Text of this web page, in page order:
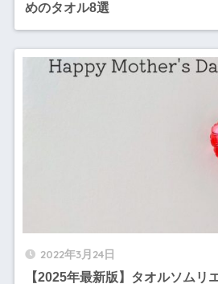
めのタオル8選
2022年3月24日
【2025年最新版】タオルソムリ